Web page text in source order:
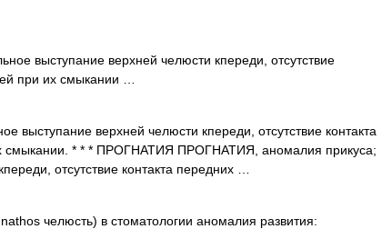
выступание верхней челюсти кпереди, отсутствие
при их смыкании …
выступание верхней челюсти кпереди, отсутствие контакта
смыкании. * * * ПРОГНАТИЯ ПРОГНАТИЯ, аномалия прикуса;
отсутствие контакта передних …
челюсть) в стоматологии аномалия развития: